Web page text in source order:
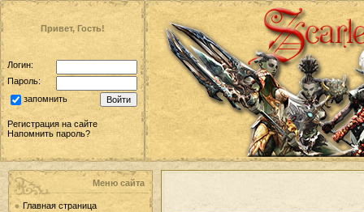
Привет, Гость!
Логин:
Пароль:
запомнить
Регистрация на сайте
Напомнить пароль?
Меню сайта
Главная страница